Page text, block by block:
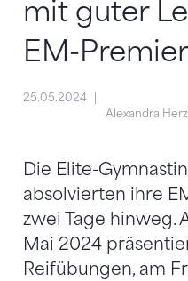
mit guter
EM-
25.05.2024
Alexandra
Die Elite-
absolvierten ihre
zwei Tage hinweg.
Mai 2024
Reifübungen, am